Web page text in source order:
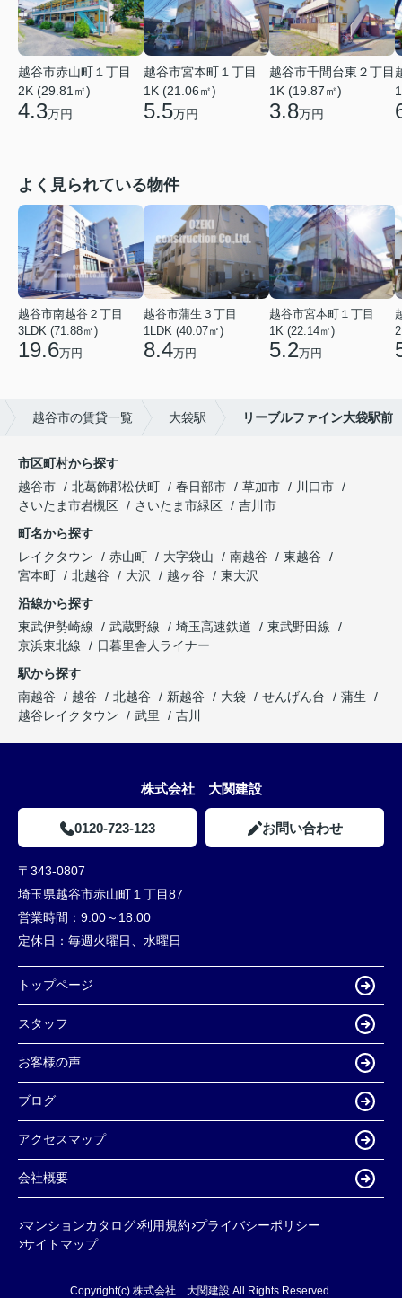
越谷市赤山町１丁目
2K (29.81㎡)
4.3万円
越谷市宮本町１丁目
1K (21.06㎡)
5.5万円
越谷市千間台東２丁目
1K (19.87㎡)
3.8万円
よく見られている物件
越谷市南越谷２丁目
3LDK (71.88㎡)
19.6万円
越谷市蒲生３丁目
1LDK (40.07㎡)
8.4万円
越谷市宮本町１丁目
1K (22.14㎡)
5.2万円
越谷市の賃貸一覧 大袋駅 リーブルファイン大袋駅前
市区町村から探す
越谷市
北葛飾郡松伏町 春日部市 草加市
川口市
さいたま市岩槻区
さいたま市緑区
吉川市
町名から探す
レイクタウン
赤山町 大字袋山 南越谷
東越谷
宮本町
北越谷 大沢 越ヶ谷
東大沢
沿線から探す
東武伊勢崎線
武蔵野線 埼玉高速鉄道
東武野田線
京浜東北線
日暮里舎人ライナー
駅から探す
南越谷
越谷 北越谷 新越谷 大袋 せんげん台
蒲生
越谷レイクタウン
武里 吉川
株式会社 大関建設
0120-723-123 お問い合わせ
〒343-0807
埼玉県越谷市赤山町１丁目87
営業時間： 9:00～18:00
定休日： 毎週火曜日、水曜日
トップページ
スタッフ
お客様の声
ブログ
アクセスマップ
会社概要
マンションカタログ 利用規約 プライバシーポリシー
サイトマップ
Copyright(c) 株式会社 大関建設 All Rights Reserved.